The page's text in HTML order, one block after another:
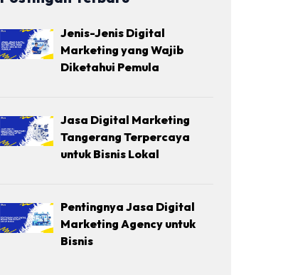
Jenis-Jenis Digital
Marketing yang Wajib
Diketahui Pemula
Jasa Digital Marketing
Tangerang Terpercaya
untuk Bisnis Lokal
Pentingnya Jasa Digital
Marketing Agency untuk
Bisnis